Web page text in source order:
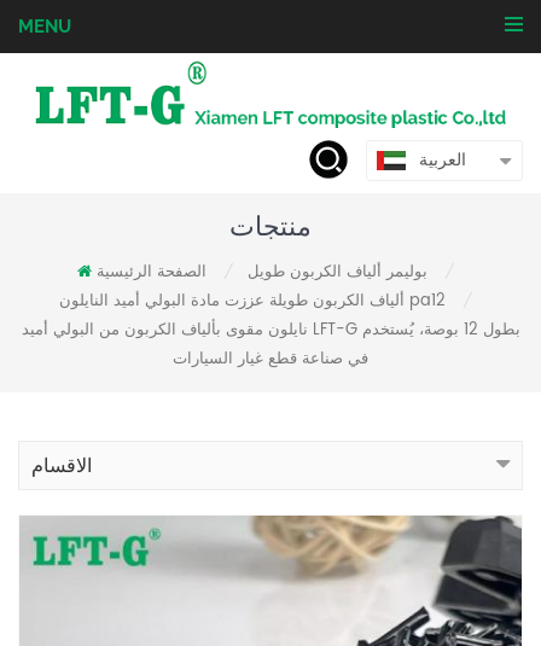
MENU
العربية
منتجات
الصفحة الرئيسية بوليمر ألياف الكربون طويل
ألياف الكربون طويلة عززت مادة البولي أميد النايلون pa12
نايلون مقوى بألياف الكربون من البولي أميد LFT-G بطول 12 بوصة، يُستخدم
في صناعة قطع غيار السيارات
الاقسام